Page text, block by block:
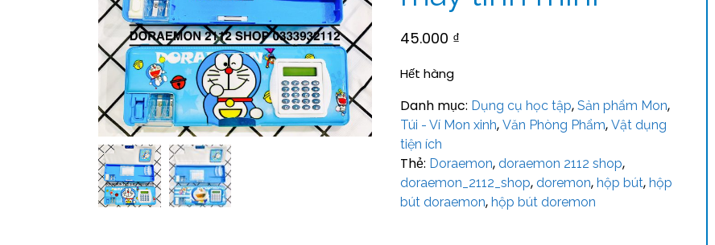
45.000 ₫
Hết hàng
Danh mục: Dụng cụ học tập, Sản phẩm Mon,
Túi - Ví Mon xinh, Văn Phòng Phẩm, Vật dụng
tiện ích
Thẻ: Doraemon, doraemon 2112 shop,
doraemon_2112_shop, doremon, hộp bút, hộp
bút doraemon, hộp bút doremon